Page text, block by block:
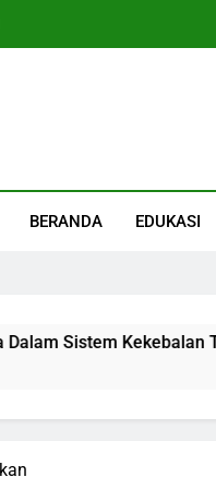
BERANDA EDUKASI
Sistem Kekebalan